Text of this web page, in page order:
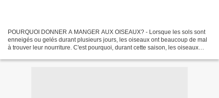
POURQUOI DONNER A MANGER AUX OISEAUX? - Lorsque les sols sont
enneigés ou gelés durant plusieurs jours, les oiseaux ont beaucoup de mal
à trouver leur nourriture. C'est pourquoi, durant cette saison, les oiseaux